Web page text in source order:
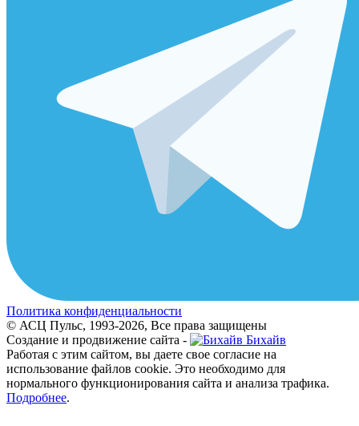
Политика конфиденциальности
© АСЦ Пульс, 1993-2026, Все права защищены
Создание и продвижение сайта -
Бихайв
Работая с этим сайтом, вы даете свое согласие на
использование файлов cookie. Это необходимо для
нормального функционирования сайта и анализа трафика.
Подробнее.